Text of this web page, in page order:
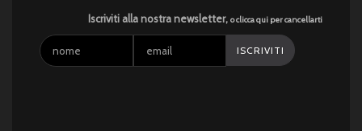
Iscriviti alla nostra newsletter, o clicca qui per cancellarti